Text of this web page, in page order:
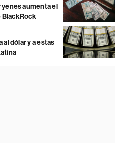
yenes aumenta el
BlackRock
al dólar y a estas